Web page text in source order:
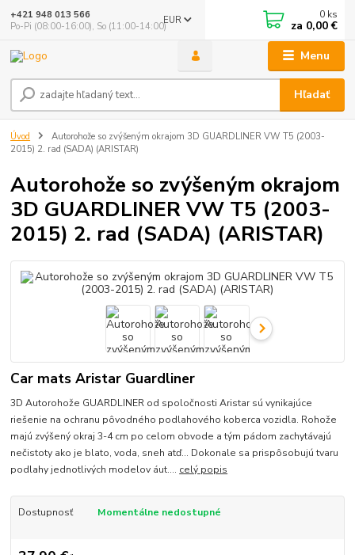
Menu
EUR
Hľadať
+421 948 013 566
Po-Pi (08:00-16:00), So (11:00-14:00)
0 ks
za 0,00 €
Úvod
Autorohože so zvýšeným okrajom 3D GUARDLINER VW T5 (2003-
2015) 2. rad (SADA) (ARISTAR)
Autorohože so zvýšeným okrajom
3D GUARDLINER VW T5 (2003-
2015) 2. rad (SADA) (ARISTAR)
Car mats Aristar Guardliner
3D Autorohože GUARDLINER od spoločnosti Aristar sú vynikajúce
riešenie na ochranu pôvodného podlahového koberca vozidla. Rohože
majú zvýšený okraj 3-4 cm po celom obvode a tým pádom zachytávajú
nečistoty ako je blato, voda, sneh atď... Dokonale sa prispôsobujú tvaru
podlahy jednotlivých modelov áut.... celý popis
Dostupnosť Momentálne nedostupné